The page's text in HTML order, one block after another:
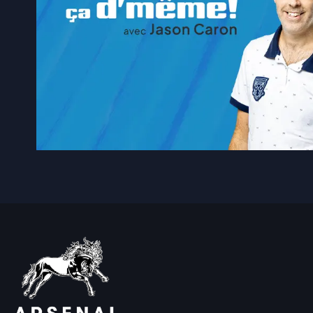
5 août 2026|Construction EGR vice-